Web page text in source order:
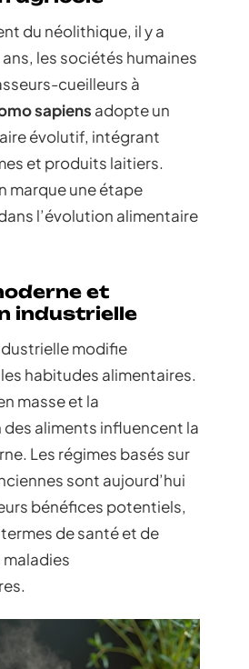
du néolithique, il y a
les sociétés humaines
cueilleurs à
sapiens adopte un
évolutif, intégrant
et produits laitiers.
marque une étape
l’évolution alimentaire
et
industrielle
modifie
habitudes alimentaires.
masse et la
aliments influencent la
Les régimes basés sur
sont aujourd’hui
bénéfices potentiels,
de santé et de